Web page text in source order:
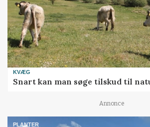
KVÆG
Snart kan man søge tilskud til
Annonce
PLANTER